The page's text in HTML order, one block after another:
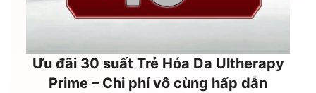
Ưu đãi 30 suất Trẻ Hóa Da Ultherapy
Prime – Chi phí vô cùng hấp dẫn